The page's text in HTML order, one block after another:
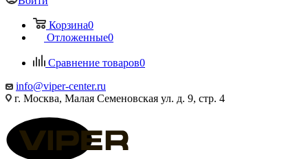
Корзина0
Отложенные0
Сравнение товаров0
info@viper-center.ru
г. Москва, Малая Семеновская ул. д. 9, стр. 4